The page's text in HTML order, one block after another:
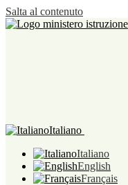
Salta al contenuto
Italiano
Italiano
English
Français